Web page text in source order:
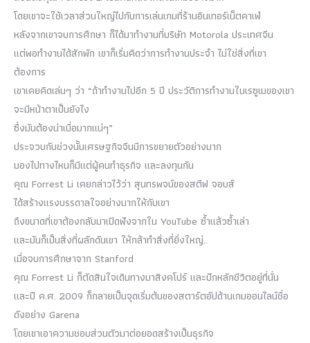
โดยเขาจะใช้เวลาส่วนใหญ่ไปกับการเล่นเกมที่ร้านอินเทอร์เน็ตคาเฟ่
หลังจากเขาจบการศึกษา ก็ได้มาทำงานที่บริษัท Motorola ประเทศจีน
แต่พอทำงานได้สักพัก เขาก็เริ่มคิดว่าการทำงานประจำ ไม่ใช่สิ่งที่เขา
ต้องการ
เขาเคยคิดเล่นๆ ว่า “ถ้าทำงานไปอีก 5 ปี ประวัติการทำงานในเรซูเมของเขา
จะมีหน้าตาเป็นยังไง
ซึ่งมันต้องน่าเบื่อมากแน่ๆ”
ประจวบกับช่วงนั้นเศรษฐกิจจีนมีการขยายตัวอย่างมาก
มองไปทางไหนก็มีแต่ผู้คนทำธุรกิจ และลงทุนกัน
คุณ Forrest Li เคยกล่าวไว้ว่า สุนทรพจน์ของสตีฟ จอบส์
ได้สร้างแรงบรรดาลใจอย่างมากให้กับเขา
ถึงขนาดที่เขาต้องกลับมาเปิดฟังจากใน YouTube ซ้ำแล้วซ้ำเล่า
และมันก็เป็นสิ่งที่ผลักดันเขา ให้กล้าทำสิ่งที่ยิ่งใหญ่..
เมื่อจบการศึกษาจาก Stanford
คุณ Forrest Li ก็ตัดสินใจเดินทางมาสิงคโปร์ และปักหลักชีวิตอยู่ที่นั่น
และปี ค.ศ. 2009 ก็กลายเป็นจุดเริ่มต้นของสตาร์ตอัปด้านเกมออนไลน์ชื่อ
ดังอย่าง Garena
โดยเขาเอาความชอบส่วนตัวมาต่อยอดสร้างเป็นธุรกิจ